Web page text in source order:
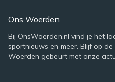
Ons Woerden
Bij OnsWoerden.nl vind je het
sportnieuws en meer. Blijf op
Woerden gebeurt met onze